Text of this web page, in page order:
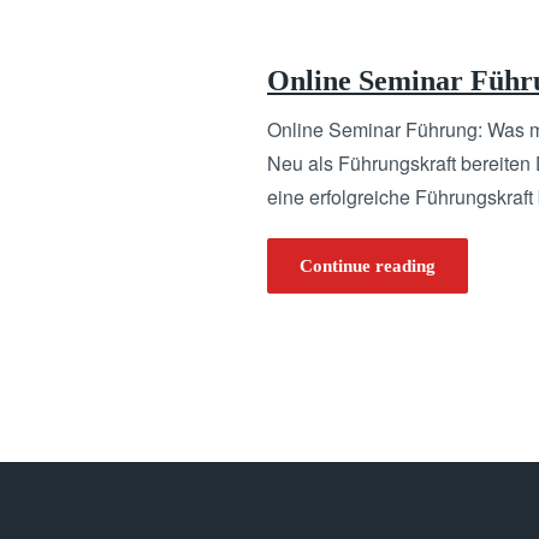
Online Seminar
Online Seminar Führung: Was
Neu als Führungskraft
eine erfolgreiche
Continue reading